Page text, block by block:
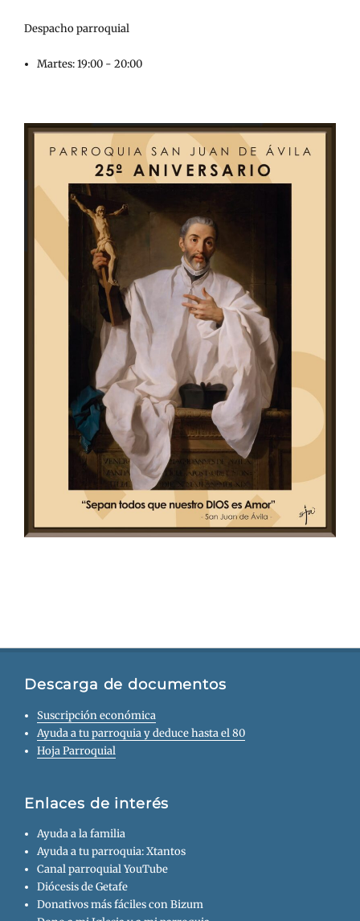
Despacho parroquial
Martes: 19:00 - 20:00
Descarga de documentos
Suscripción económica
Ayuda a tu parroquia y deduce hasta el 80
Hoja Parroquial
Enlaces de interés
Ayuda a la familia
Ayuda a tu parroquia: Xtantos
Canal parroquial YouTube
Diócesis de Getafe
Donativos más fáciles con Bizum